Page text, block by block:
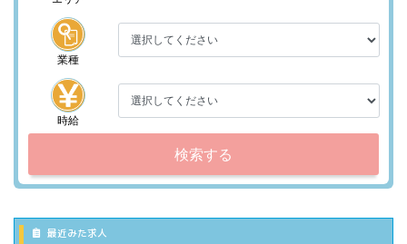
業種
時給
検索する
最近みた求人